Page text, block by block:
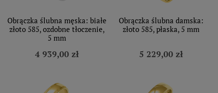
Obrączka ślubna męska: białe
złoto 585, ozdobne tłoczenie,
5 mm
4 939,00 zł
Obrączka ślubna damska:
złoto 585, płaska, 5 mm
5 229,00 zł